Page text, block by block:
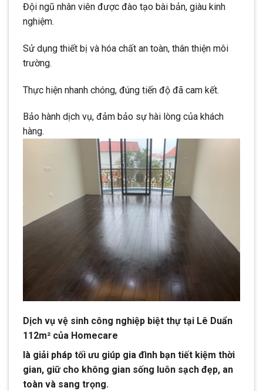
Đội ngũ nhân viên được đào tạo bài bản, giàu kinh
nghiệm.
Sử dụng thiết bị và hóa chất an toàn, thân thiện môi
trường.
Thực hiện nhanh chóng, đúng tiến độ đã cam kết.
Bảo hành dịch vụ, đảm bảo sự hài lòng của khách
hàng.
Dịch vụ vệ sinh công nghiệp biệt thự tại Lê Duẩn
112m² của Homecare
là giải pháp tối ưu giúp gia đình bạn tiết kiệm thời
gian, giữ cho không gian sống luôn sạch đẹp, an
toàn và sang trọng.